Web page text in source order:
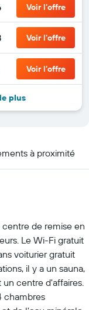
Voir l’offre
Voir l’offre
Voir l’offre
plus
à proximité
de remise en
Le Wi-Fi gratuit
voiturier gratuit
il y a un sauna,
centre d'affaires.
chambres